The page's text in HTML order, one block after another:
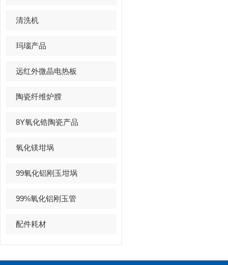
清洗机
玛瑙产品
远红外微晶电热板
陶瓷纤维炉膛
8Y氧化锆陶瓷产品
氧化镁坩埚
99氧化铝刚玉坩埚
99%氧化铝刚玉管
配件耗材